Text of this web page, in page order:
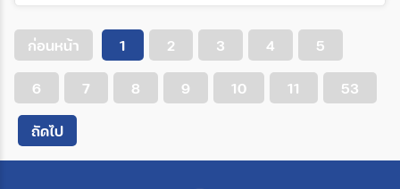
ก่อนหน้า 1 2 3 4 5
6 7 8 9 10 11 53
ถัดไป